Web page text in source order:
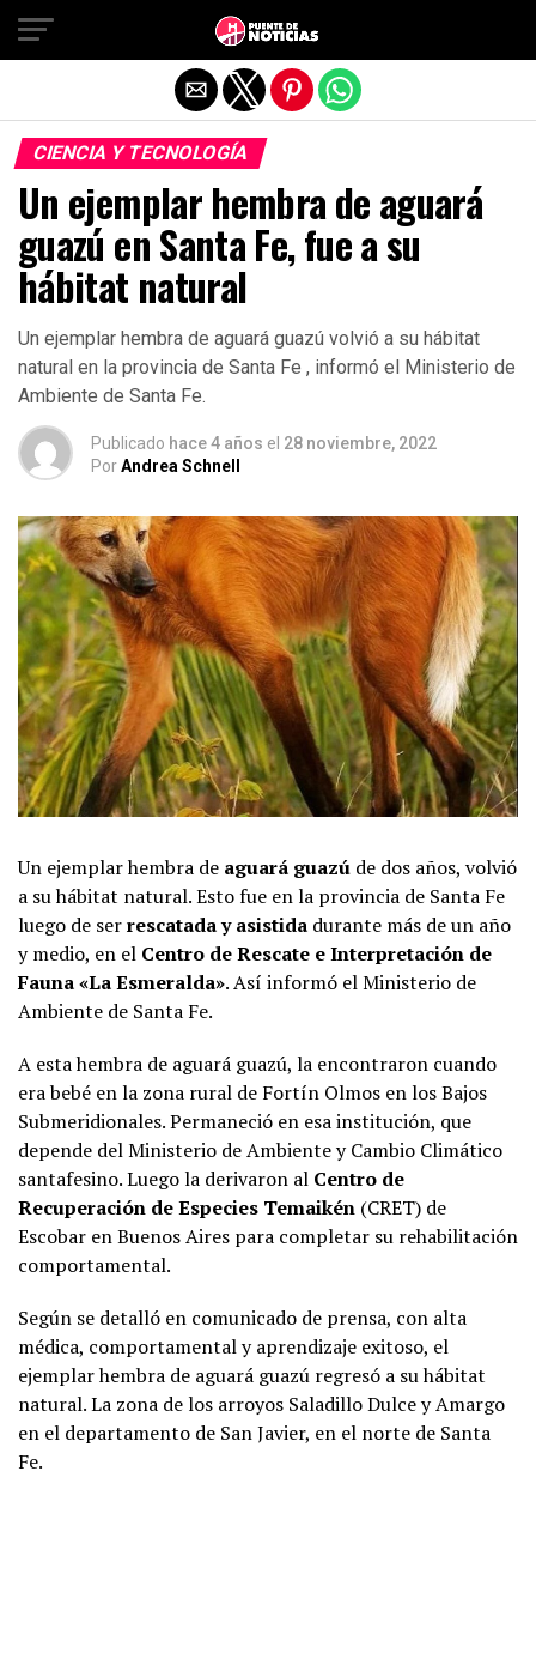
CIENCIA Y TECNOLOGÍA
Un ejemplar hembra de aguará
guazú en Santa Fe, fue a su
hábitat natural
Un ejemplar hembra de aguará guazú volvió a su hábitat
natural en la provincia de Santa Fe , informó el Ministerio de
Ambiente de Santa Fe.
Publicado hace 4 años el 28 noviembre, 2022
PorAndrea Schnell
Un ejemplar hembra de aguará guazú de dos años, volvió
a su hábitat natural. Esto fue en la provincia de Santa Fe
luego de serrescatada y asistida durante más de un año
y medio, en el Centro de Rescate e Interpretación de
Fauna «La Esmeralda». Así informó el Ministerio de
Ambiente de Santa Fe.
A esta hembra de aguará guazú, la encontraron cuando
era bebé en la zona rural de Fortín Olmos en los Bajos
Submeridionales. Permaneció en esa institución, que
depende del Ministerio de Ambiente y Cambio Climático
santafesino. Luego la derivaron al Centro de
Recuperación de Especies Temaikén (CRET) de
Escobar en Buenos Aires para completar su rehabilitación
comportamental.
Según se detalló en comunicado de prensa, con alta
médica, comportamental y aprendizaje exitoso, el
ejemplar hembra de aguará guazú regresó a su hábitat
natural. La zona de los arroyos Saladillo Dulce y Amargo
en el departamento de San Javier, en el norte de Santa
Fe.
Salir de la versión móvil